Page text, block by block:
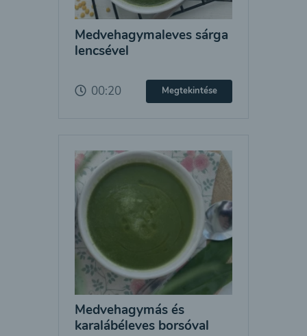
Medvehagymaleves sárga
lencsével
00:20 Megtekintése
Medvehagymás és
karalábéleves borsóval